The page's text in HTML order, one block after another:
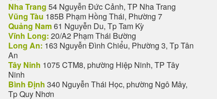
Nha Trang 54 Nguyễn Đức Cảnh, TP Nha Trang
Vũng Tàu 185B Phạm Hồng Thái, Phường 7
Quảng Nam61 Nguyễn Du, Tp Tam Kỳ
Vĩnh Long: 20/A2 Phạm Thái Bường
Long An: 163 Nguyễn Đình Chiểu, Phường 3, Tp Tân
An
Tây Ninh 1075 CTM8, phường Hiệp Ninh, TP Tây
Ninh
Bình Định 340 Nguyễn Thái Học, phường Ngô Mây,
Tp Quy Nhơn